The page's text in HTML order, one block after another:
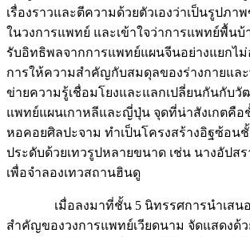
เรื่องราวและตีความด้วยตัวเองว่าเป็นรูปภ
ในวงการแพทย์ และเข้าใจว่าการแพทย์พื้นบ้
รับอิทธิพลจากการแพทย์แผนจีนอย่างแยกไม่
การให้ความสำคัญกับสมดุลของร่างกายแล
ข่ายความรู้เชื่อมโยงและแลกเปลี่ยนกันกับวั
แพทย์แผนเกาหลีและญี่ปุ่น จุดที่น่าสังเกตคือ
หอคอยศิลปะจาม ทำเป็นโครงสร้างอิฐซ้อน
ประดับด้วยเทวรูปหลายขนาด เช่น นางอัปส
เพื่อจำลองเทวสถานฮินดู
เมื่อลงมาที่ชั้น 5 นิทรรศการนำเสนอ
สำคัญของวงการแพทย์เวียดนาม จัดแสดงด้